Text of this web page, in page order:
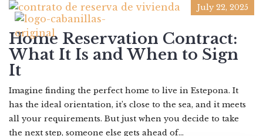
July 22, 2025
Home Reservation Contract:
What It Is and When to Sign
It
Imagine finding the perfect home to live in Estepona. It
has the ideal orientation, it’s close to the sea, and it meets
all your requirements. But just when you decide to take
the next step, someone else gets ahead of...